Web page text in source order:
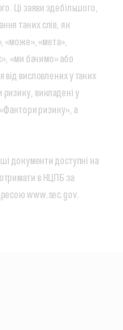
Ці заяви здебільшого,
таких слів, як
«може», «мета»,
«ми бачимо» або
від висловлених у таких
викладені у
ризику», а
документи доступні на
в КЦПБ за
www.sec.gov.